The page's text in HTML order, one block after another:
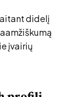
didelį
įvairių